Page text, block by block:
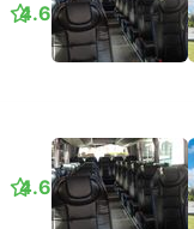
4.6
4.6